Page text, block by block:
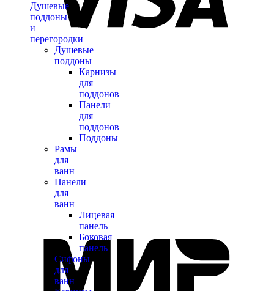
Душевые
поддоны
и
перегородки
Душевые
поддоны
Карнизы
для
поддонов
Панели
для
поддонов
Поддоны
Рамы
для
ванн
Панели
для
ванн
Лицевая
панель
Боковая
панель
Сифоны
для
ванн